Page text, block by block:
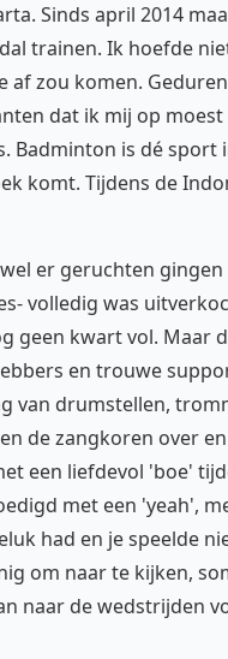
Sinds april 2014
trainen. Ik hoefde
af zou komen.
dat ik mij op
Badminton is dé
komt. Tijdens de
er geruchten
volledig was
geen kwart vol. Maar
en trouwe
van drumstellen,
de zangkoren over
een liefdevol 'boe'
met een 'yeah',
had en je speelde
om naar te kijken,
naar de wedstrijden